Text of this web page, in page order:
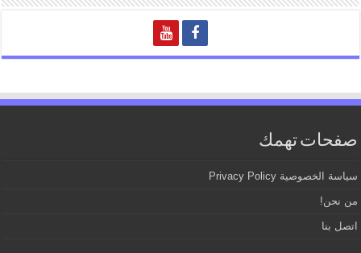
صفحات تهمك
سياسة الخصوصية Privacy Policy
من نحن!
اتصل بنا